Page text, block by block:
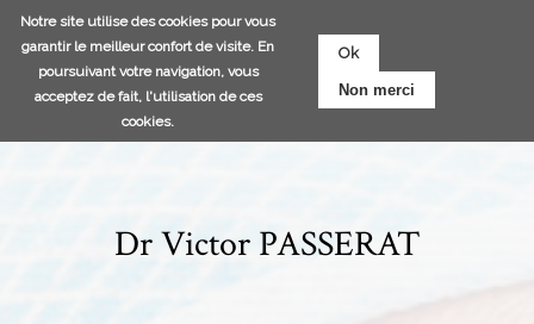
Notre site utilise des cookies pour vous
garantir le meilleur confort de visite. En
poursuivant votre navigation, vous
acceptez de fait, l'utilisation de ces
cookies.
Ok
Non merci
Aller
au
Dr Victor PASSERAT